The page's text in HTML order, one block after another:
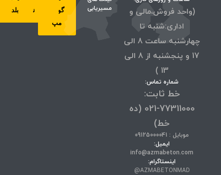
(واحد فروش،مالی و
اداری:شنبه تا
چهارشنبه ساعت 8 الی
17 و پنجشنبه از 8 الی
13 )
شماره تماس:
خط ثابت:
77311000-021 (ده
خط)
موبایل : 09125000041
ایمیل:
info@azmabeton.com
اینستاگرام:
AZMABETONMAD@
مسیریابی
گوگل
مپ
نشان
بلد